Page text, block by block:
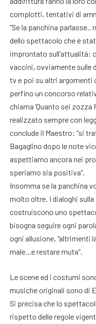
complotti, tentativi di
“Se la panchina parlasse..
dello spettacolo che è
improntato sull’attualità:
vaccini, ovviamente sulle
tv e poi su altri argomenti
perfino un concorso
chiama ‘Quanto sei zozza
realizzato sempre con
conclude il Maestro: “si
Bagaglino dopo le note
aspettiamo ancora nei
speriamo sia positiva”.
Insomma se la panchina
molto oltre. I dialoghi sulla
costruiscono uno
bisogna seguire ogni
ogni allusione, “altrimenti
male…e restare muta”.
Le scene ed i costumi
musiche originali sono di
Si precisa che lo
rispetto delle regole